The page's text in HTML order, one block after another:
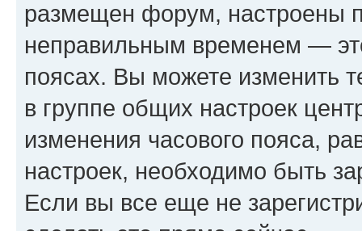
размещен форум, настроены
неправильным временем —
поясах. Вы можете изменить
в группе общих настроек
изменения часового пояса,
настроек, необходимо быть
Если вы все еще не